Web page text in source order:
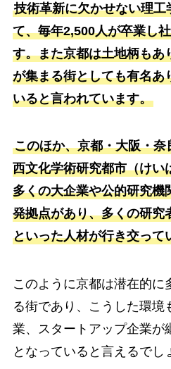
技術革新に欠かせない理
て、毎年2,500人が卒業し
す。また京都は土地柄もあ
が集まる街としても有名あ
いると言われています。
このほか、京都・大阪・
西文化学術研究都市（けい
多くの大企業や公的研究機
発拠点があり、多くの研究
といった人材が行き交って
このように京都は潜在的に
る街であり、こうした環境
業、スタートアップ企業が
となっていると言えるでし